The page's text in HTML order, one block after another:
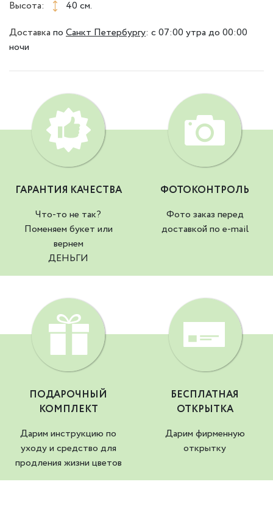
Высота:
40 см.
Доставка по Санкт Петербургу: с 07:00 утра до 00:00
ночи
ГАРАНТИЯ КАЧЕСТВА
Что-то не так?
Поменяем букет или
вернем
ДЕНЬГИ
ФОТОКОНТРОЛЬ
Фото заказ перед
доставкой по e-mail
ПОДАРОЧНЫЙ
КОМПЛЕКТ
Дарим инструкцию по
уходу и средство для
продления жизни цветов
БЕСПЛАТНАЯ
ОТКРЫТКА
Дарим фирменную
открытку